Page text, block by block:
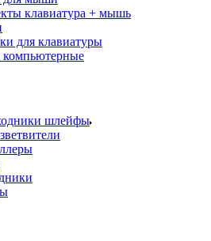
клавиатура + мышь
для клавиатуры
компьютерные
шлейфы